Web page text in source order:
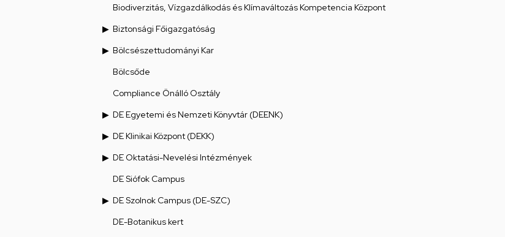
Biodiverzitás, Vízgazdálkodás és Klímaváltozás Kompetencia Központ
Biztonsági Főigazgatóság
Bölcsészettudományi Kar
Bölcsőde
Compliance Önálló Osztály
DE Egyetemi és Nemzeti Könyvtár (DEENK)
DE Klinikai Központ (DEKK)
DE Oktatási-Nevelési Intézmények
DE Siófok Campus
DE Szolnok Campus (DE-SZC)
DE-Botanikus kert